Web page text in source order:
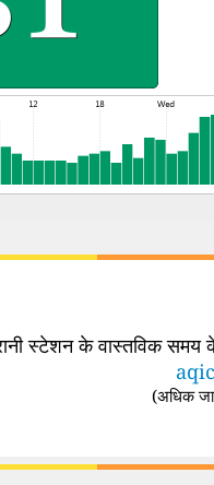
स्टेशन के वास्तविक
(अधिक